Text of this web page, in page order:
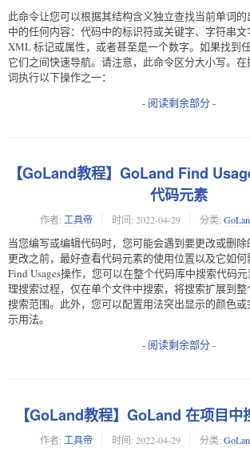
此命令让您可以根据其结构含义独立查找当前单词
中的任何内容：代码中的标识符或关键字、字符串文
XML 标记或属性，或者甚至是一个数字。如果找到
它们之间快速导航。请注意，此命令区分大小写。
词 执行以下操作之一：
- 阅读剩余部分 -
【GoLand教程】GoLand Find
代码元素
作者: 工具帝 时间: 2022-04-29 分类:
当您编写或编辑代码时，您可能会遇到要更改或删
更改之前，最好查看代码元素的使用位置以及它如
Find Usages操作，您可以在整个代码库中搜索代码
理搜索过程，仅在单个文件中搜索，将搜索扩展到
搜索范围。此外，您可以配置用法突出显示的颜色
示用法。
- 阅读剩余部分 -
【GoLand教程】GoLand 在项目中
作者: 工具帝 时间: 2022-04-29 分类: